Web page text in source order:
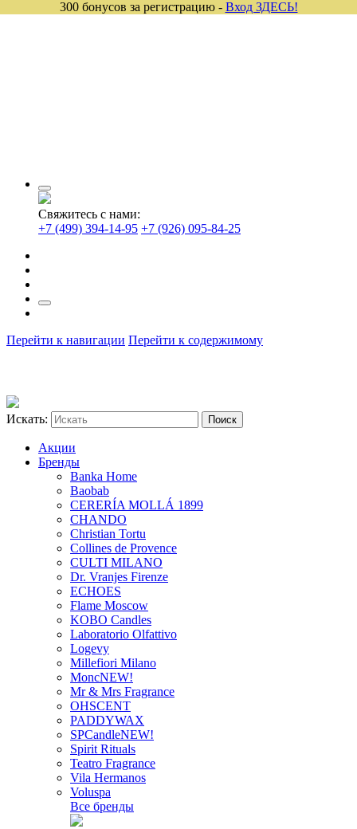
Свяжитесь с нами:
+7 (499) 394-14-95 +7 (926) 095-84-25
Перейти к навигации Перейти к содержимому
Искать:
Акции
Бренды
Banka Home
Baobab
CERERÍA MOLLÁ 1899
CHANDO
Christian Tortu
Collines de Provence
CULTI MILANO
Dr. Vranjes Firenze
ECHOES
Flame Moscow
KOBO Candles
Laboratorio Olfattivo
Logevy
Millefiori Milano
MoncNEW!
Mr & Mrs Fragrance
OHSCENT
PADDYWAX
SPCandleNEW!
Spirit Rituals
Teatro Fragrance
Vila Hermanos
Voluspa
Все бренды
300 бонусов за регистрацию - Вход ЗДЕСЬ!